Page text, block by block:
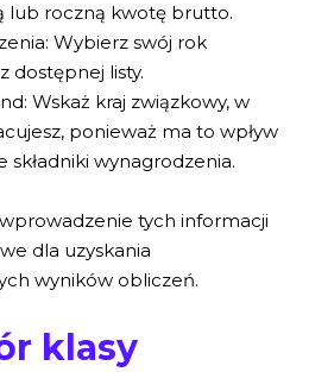
lub roczną kwotę brutto.
Wybierz swój rok
dostępnej listy.
Wskaż kraj związkowy, w
ponieważ ma to wpływ
składniki wynagrodzenia.
tych informacji
dla uzyskania
wyników obliczeń.
klasy